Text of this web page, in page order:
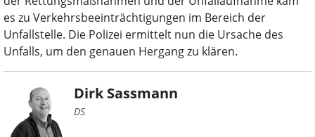
es zu Verkehrsbeeinträchtigungen im Bereich der
Unfallstelle. Die Polizei ermittelt nun die Ursache des
Unfalls, um den genauen Hergang zu klären.
Dirk Sassmann
DS